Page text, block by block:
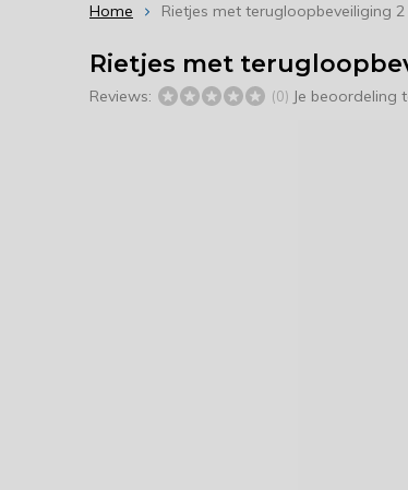
Home Rietjes met terugloopbeveiliging 2
Rietjes met
Reviews: (0) Je beoordeling